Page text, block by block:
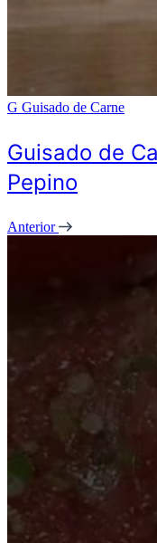
G Guisado de Carne
Guisado de
Pepino
Anterior